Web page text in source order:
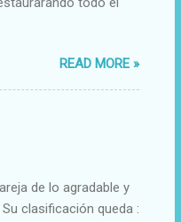
READ MORE »
de lo agradable y
clasificación queda :